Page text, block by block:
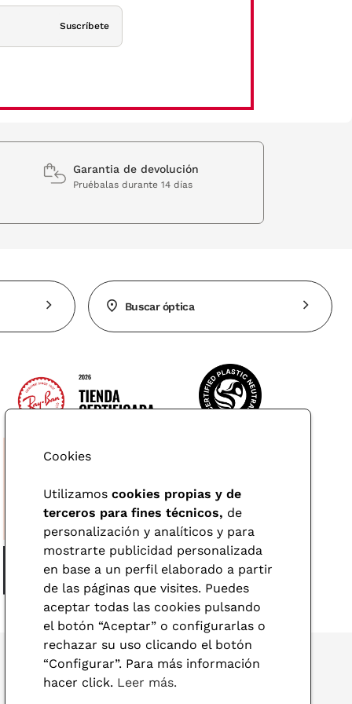
Suscríbete
Garantia de devolución
Pruébalas durante 14 días
Buscar óptica
Cookies
Utilizamos cookies propias y de
terceros para fines técnicos, de
personalización y analíticos y para
mostrarte publicidad personalizada
en base a un perfil elaborado a partir
de las páginas que visites. Puedes
aceptar todas las cookies pulsando
el botón “Aceptar” o configurarlas o
rechazar su uso clicando el botón
“Configurar”. Para más información
hacer click. Leer más.